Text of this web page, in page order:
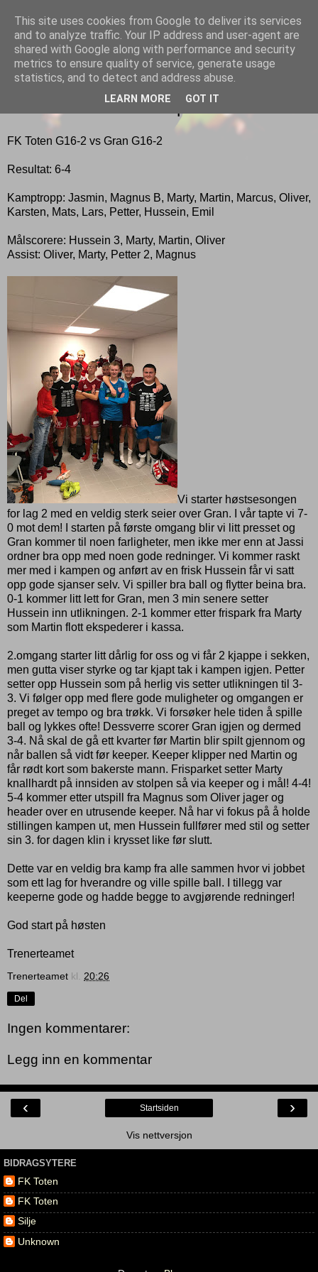
Gutt
Seier i første seriekamp
FK Toten G16-2 vs Gran G16-2
Resultat: 6-4
Kamptropp: Jasmin, Magnus B, Marty, Martin, Marcus, Oliver,
Karsten, Mats, Lars, Petter, Hussein, Emil
Målscorere: Hussein 3, Marty, Martin, Oliver
Assist: Oliver, Marty, Petter 2, Magnus
Vi starter høstsesongen
for lag 2 med en veldig sterk seier over Gran. I vår tapte vi 7-
0 mot dem! I starten på første omgang blir vi litt presset og
Gran kommer til noen farligheter, men ikke mer enn at Jassi
ordner bra opp med noen gode redninger. Vi kommer raskt
mer med i kampen og anført av en frisk Hussein får vi satt
opp gode sjanser selv. Vi spiller bra ball og flytter beina bra.
0-1 kommer litt lett for Gran, men 3 min senere setter
Hussein inn utlikningen. 2-1 kommer etter frispark fra Marty
som Martin flott ekspederer i kassa.
2.omgang starter litt dårlig for oss og vi får 2 kjappe i sekken,
men gutta viser styrke og tar kjapt tak i kampen igjen. Petter
setter opp Hussein som på herlig vis setter utlikningen til 3-
3. Vi følger opp med flere gode muligheter og omgangen er
preget av tempo og bra trøkk. Vi forsøker hele tiden å spille
ball og lykkes ofte! Dessverre scorer Gran igjen og dermed
3-4. Nå skal de gå ett kvarter før Martin blir spilt gjennom og
når ballen så vidt før keeper. Keeper klipper ned Martin og
får rødt kort som bakerste mann. Frisparket setter Marty
knallhardt på innsiden av stolpen så via keeper og i mål! 4-4!
5-4 kommer etter utspill fra Magnus som Oliver jager og
header over en utrusende keeper. Nå har vi fokus på å holde
stillingen kampen ut, men Hussein fullfører med stil og setter
sin 3. for dagen klin i krysset like før slutt.
Dette var en veldig bra kamp fra alle sammen hvor vi jobbet
som ett lag for hverandre og ville spille ball. I tillegg var
keeperne gode og hadde begge to avgjørende redninger!
God start på høsten
Trenerteamet
Trenerteamet kl. 20:26
Del
Ingen kommentarer:
Legg inn en kommentar
‹ ›
Startsiden
Vis nettversjon
BIDRAGSYTERE
FK Toten
FK Toten
Silje
Unknown
This site uses cookies from Google to deliver its services
and to analyze traffic. Your IP address and user-agent are
shared with Google along with performance and security
metrics to ensure quality of service, generate usage
statistics, and to detect and address abuse.
LEARN MORE GOT IT